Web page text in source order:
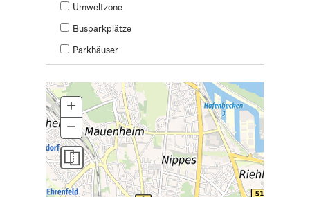
Umweltzone
Busparkplätze
Parkhäuser
+ Zoom
In
− Zoom
Out